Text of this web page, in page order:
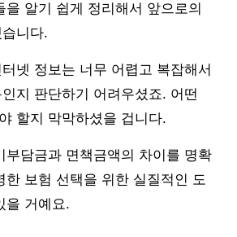
을 알기 쉽게 정리해서 앞으로의
니다.
넷 정보는 너무 어렵고 복잡해서
지 판단하기 어려우셨죠. 어떤
할지 막막하셨을 겁니다.
부담금과 면책금액의 차이를 명확
한 보험 선택을 위한 실질적인 도
을 거예요.